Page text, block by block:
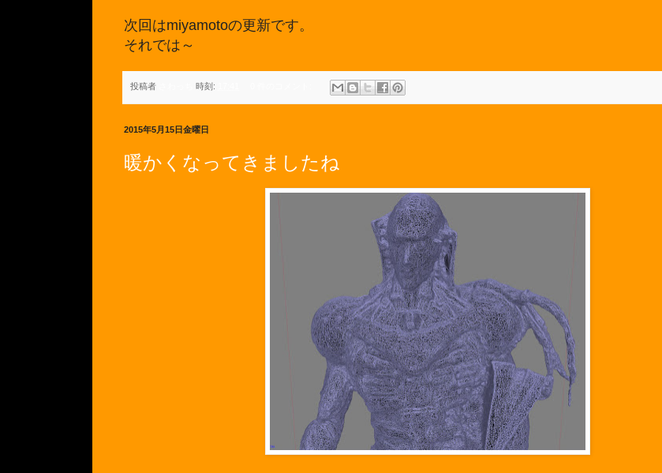
次回はmiyamotoの更新です。
それでは～
投稿者 時刻:
2015年5月15日金曜日
暖かくなってきましたね